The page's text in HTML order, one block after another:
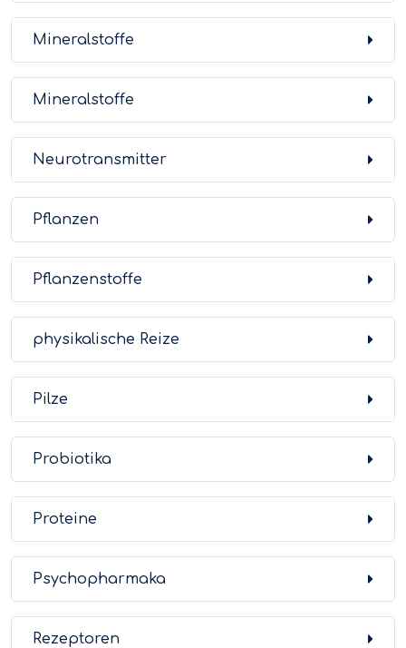
Mineralstoffe
Mineralstoffe
Neurotransmitter
Pflanzen
Pflanzenstoffe
physikalische Reize
Pilze
Probiotika
Proteine
Psychopharmaka
Rezeptoren